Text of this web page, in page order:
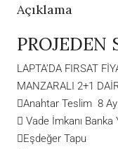
Açıklama
PROJEDEN
LAPTA’DA FIRSAT
MANZARALI 2+1
Anahtar Teslim 8 Ay
 Vade İmkanı Banka
Eşdeğer Tapu